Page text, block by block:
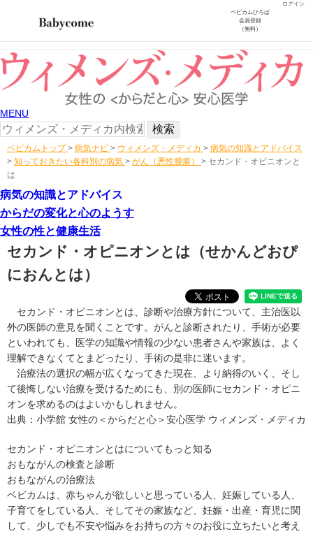
ログイン
ベビカムひろば
会員登録
（無料）
MENU
ベビカムトップ > 病気ナビ > ウィメンズ・メディカ > 病気の知識とアドバイス
> 知っておきたい各科別の病気 > がん（悪性腫瘍） > セカンド・オピニオンと
は
病気の知識とアドバイス
からだの変化と心のようす
女性の性と健康生活
セカンド・オピニオンとは （せかんどおぴ
におんとは）
セカンド・オピニオンとは、診断や治療方針について、主治医以
外の医師の意見を聞くことです。がんと診断されたり、手術が必要
といわれても、医学の知識や情報の少ない患者さんや家族は、よく
理解できなくてとまどったり、手術の是非に迷います。
治療法の選択の幅が広くなってきた現在、より納得のいく、そし
て後悔しない治療を受けるためにも、別の医師にセカンド・オピニ
オンを求めるのはよいかもしれません。
出典： 小学館 女性の＜からだと心＞安心医学 ウィメンズ・メディカ
セカンド・オピニオンとはについてもっと知る
おもながんの検査と診断
おもながんの治療法
ベビカムは、赤ちゃんが欲しいと思っている人、妊娠している人、
子育てをしている人、そしてその家族など、妊娠・出産・育児に関
して、少しでも不安や悩みをお持ちの方々のお役に立ちたいと考え